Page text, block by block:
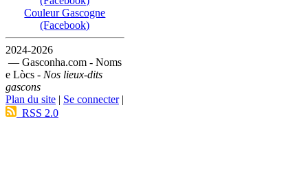
Couleur Gascogne
(Facebook)
2024-2026
— Gasconha.com - Noms
e Lòcs - Nos lieux-dits
gascons
Plan du site | Se connecter|
RSS 2.0